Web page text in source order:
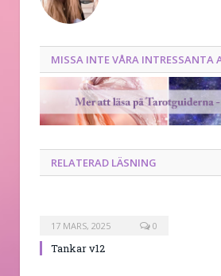
MISSA INTE VÅRA INTRESSANTA
RELATERAD LÄSNING
17 MARS, 2025 0
Tankar v12